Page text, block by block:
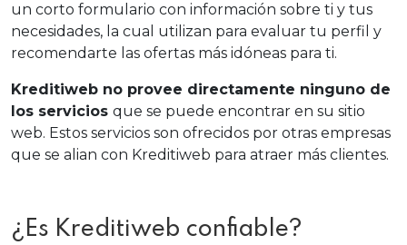
un corto formulario con información sobre ti y tus
necesidades, la cual utilizan para evaluar tu perfil y
recomendarte las ofertas más idóneas para ti.
Kreditiweb no provee directamente ninguno de
los servicios que se puede encontrar en su sitio
web. Estos servicios son ofrecidos por otras empresas
que se alian con Kreditiweb para atraer más clientes.
¿Es Kreditiweb confiable?